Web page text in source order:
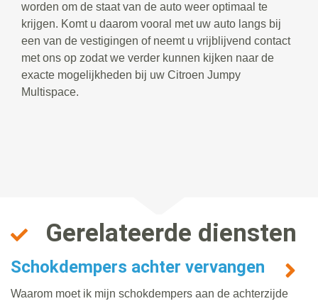
worden om de staat van de auto weer optimaal te
krijgen. Komt u daarom vooral met uw auto langs bij
een van de vestigingen of neemt u vrijblijvend contact
met ons op zodat we verder kunnen kijken naar de
exacte mogelijkheden bij uw Citroen Jumpy
Multispace.
Gerelateerde diensten
Schokdempers achter vervangen
Waarom moet ik mijn schokdempers aan de achterzijde